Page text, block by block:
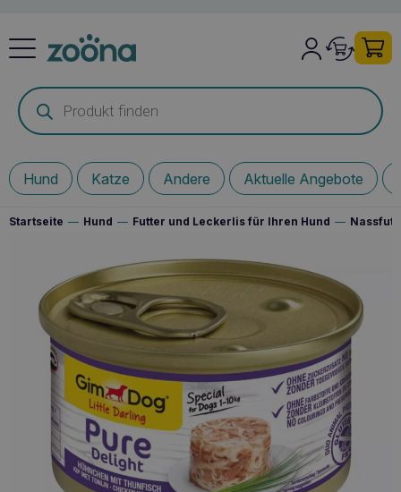
Products
search
Hund Katze Andere Aktuelle Angebote
Startseite — Hund — Futter und Leckerlis für Ihren Hund —